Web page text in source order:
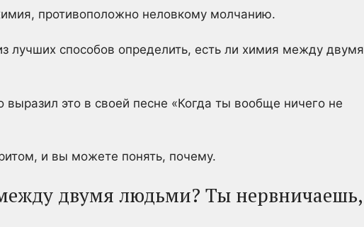
противоположно неловкому молчанию.
лучших способов определить, есть ли химия между двумя
это в своей песне «Когда ты вообще ничего не
и вы можете понять, почему.
двумя людьми? Ты нервничаешь,